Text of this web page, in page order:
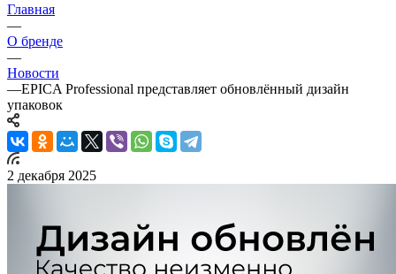
Главная
—
О бренде
—
Новости
—EPICA Professional представляет обновлённый дизайн
упаковок
2 декабря 2025